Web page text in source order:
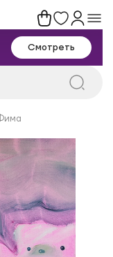
Смотреть